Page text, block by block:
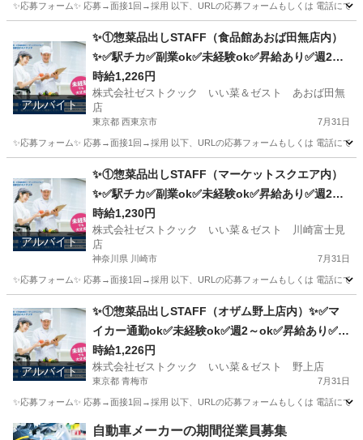
✨応募フォーム✨ 応募→面接1回→採用 以下、URLの応募フォームもしくは 電話にて
キッチン スタッフ
アルバイト
✨①惣菜品出しSTAFF（食品館あおば田無店内）
✨✅駅チカ✅副業ok✅未経験ok✅昇給あり✅週2～
ok✅扶養内ok
時給1,226円
株式会社ゼストクック いい菜＆ゼスト あおば田無
店
東京都 西東京市 7月31日
✨応募フォーム✨ 応募→面接1回→採用 以下、URLの応募フォームもしくは 電話にて
キッチン
アルバイト
✨①惣菜品出しSTAFF（マーケットスクエア内）
✨✅駅チカ✅副業ok✅未経験ok✅昇給あり✅週2～
ok✅扶養内ok
時給1,230円
株式会社ゼストクック いい菜＆ゼスト 川崎富士見
店
神奈川県 川崎市 7月31日
✨応募フォーム✨ 応募→面接1回→採用 以下、URLの応募フォームもしくは 電話にて
キッチン
アルバイト
✨①惣菜品出しSTAFF（オザム野上店内）✨✅マ
イカー通勤ok✅未経験ok✅週2～ok✅昇給あり✅扶
養内ok
時給1,226円
株式会社ゼストクック いい菜＆ゼスト 野上店
東京都 青梅市 7月31日
✨応募フォーム✨ 応募→面接1回→採用 以下、URLの応募フォームもしくは 電話にて
東京 青梅市 キッチン スタッフ
自動車メーカーの期間従業員募集